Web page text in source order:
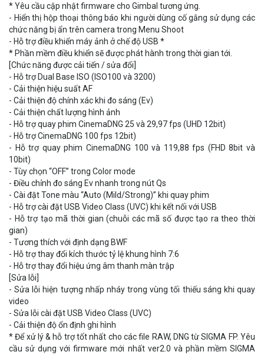
* Yêu cầu cập nhật firmware cho Gimbal tương ứng.
- Hiển thị hộp thoại thông báo khi người dùng cố gắng sử dụng các
chức năng bị ẩn trên camera trong Menu Shoot
- Hỗ trợ điều khiển máy ảnh ở chế độ USB *
* Phần mềm điều khiển sẽ được phát hành trong thời gian tới.
[Chức năng được cải tiến / sửa đổi]
- Hỗ trợ Dual Base ISO (ISO100 và 3200)
- Cải thiện hiệu suất AF
- Cải thiện độ chính xác khi đo sáng (Ev)
- Cải thiện chất lượng hình ảnh
- Hỗ trợ quay phim CinemaDNG 25 và 29,97 fps (UHD 12bit)
- Hỗ trợ CinemaDNG 100 fps 12bit)
- Hỗ trợ quay phim CinemaDNG 100 và 119,88 fps (FHD 8bit và
10bit)
- Tùy chọn “OFF” trong Color mode
- Điều chỉnh đo sáng Ev nhanh trong nút Qs
- Cài đặt Tone màu “Auto (Mild/Strong)” khi quay phim
- Hỗ trợ cài đặt USB Video Class (UVC) khi kết nối với USB
- Hỗ trợ tạo mã thời gian (chuỗi các mã số được tạo ra theo thời
gian)
- Tương thích với định dạng BWF
- Hỗ trợ thay đổi kích thước tỷ lệ khung hình 7:6
- Hỗ trợ thay đổi hiệu ứng âm thanh màn trập
[Sửa lỗi]
- Sửa lỗi hiện tượng nhấp nháy trong vùng tối thiếu sáng khi quay
video
- Sửa lỗi cài đặt USB Video Class (UVC)
- Cải thiện độ ổn định ghi hình
* Để xử lý & hỗ trợ tốt nhất cho các file RAW, DNG từ SIGMA FP. Yêu
cầu sử dụng với firmware mới nhất ver2.0 và phần mềm SIGMA